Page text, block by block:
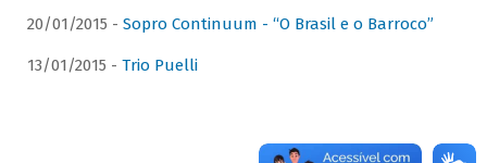
20/01/2015 - Sopro Continuum - “O Brasil e o Barroco”
13/01/2015 - Trio Puelli